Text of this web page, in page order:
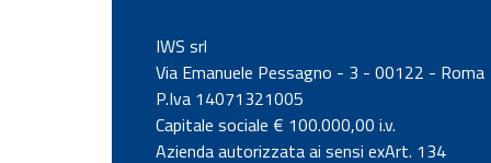
IWS srl
Via Emanuele Pessagno - 3 - 00122 - Roma
P.Iva 14071321005
Capitale sociale € 100.000,00 i.v.
Azienda autorizzata ai sensi exArt. 134